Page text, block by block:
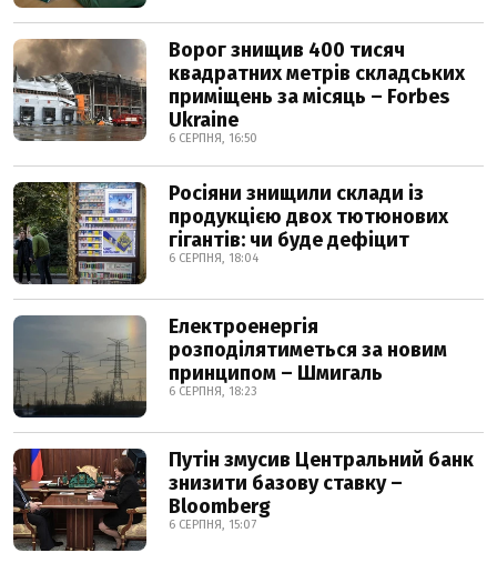
Ворог знищив 400 тисяч
квадратних метрів складських
приміщень за місяць – Forbes
Ukraine
6 СЕРПНЯ, 16:50
Росіяни знищили склади із
продукцією двох тютюнових
гігантів: чи буде дефіцит
6 СЕРПНЯ, 18:04
Електроенергія
розподілятиметься за новим
принципом – Шмигаль
6 СЕРПНЯ, 18:23
Путін змусив Центральний банк
знизити базову ставку –
Bloomberg
6 СЕРПНЯ, 15:07